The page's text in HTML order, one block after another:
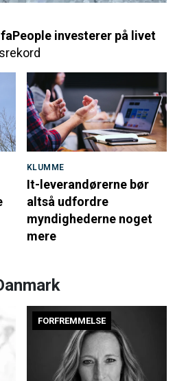
investerer på livet
KLUMME
It-leverandørerne bør
altså udfordre
myndighederne noget
mere
FORFREMMELSE